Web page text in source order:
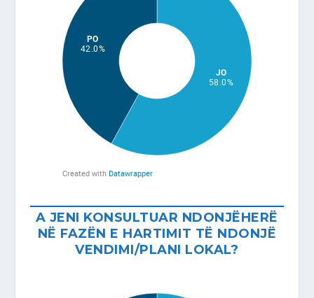
A JENI KONSULTUAR NDONJËHERË
NË FAZËN E HARTIMIT TË NDONJË
VENDIMI/PLANI LOKAL?